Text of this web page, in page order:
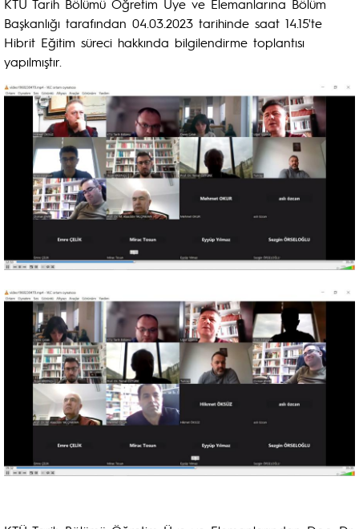
Başkanlığı tarafından 04.03.2023 tarihinde saat 14.15'te
Hibrit Eğitim süreci hakkında bilgilendirme toplantısı
yapılmıştır.